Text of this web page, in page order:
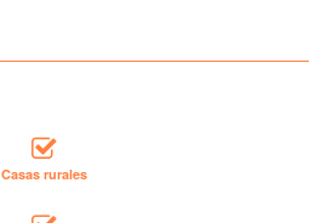
Casas rurales